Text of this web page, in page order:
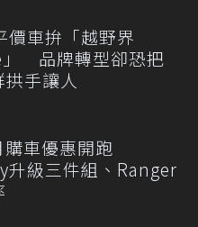
價車拚「越野界
品牌轉型卻恐把
拱手讓人
車優惠開跑
級三件組、Ranger